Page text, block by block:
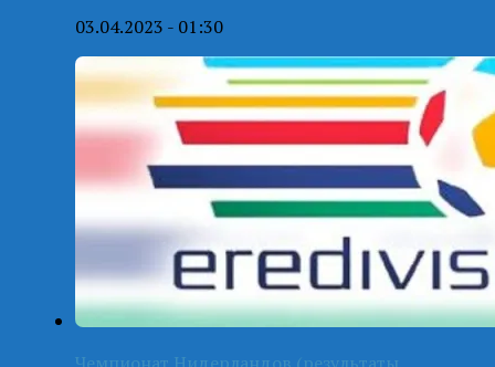
03.04.2023 - 01:30